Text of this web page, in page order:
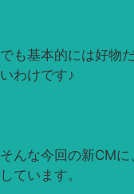
でも基本的には好物
いわけです♪
そんな今回の新CMに
しています。